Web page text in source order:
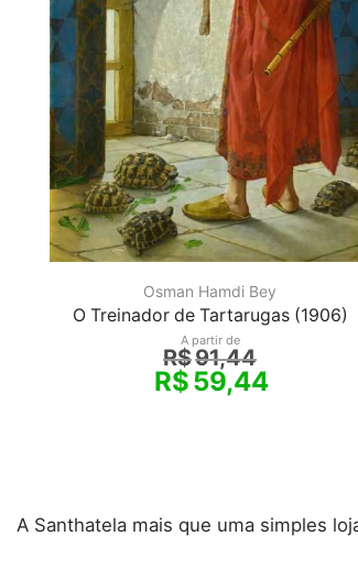
Osman Hamdi Bey
O Treinador de Tartarugas (1906)
A partir de
R$91,44
R$59,44
A Santhatela mais que uma simples